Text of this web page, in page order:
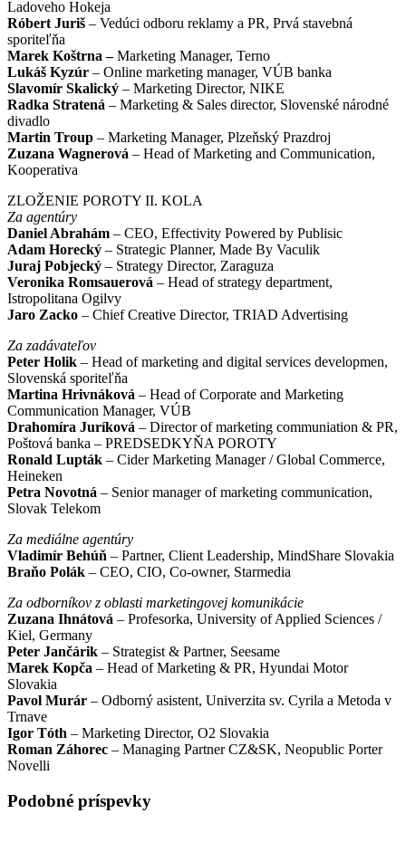
Ladoveho Hokeja
Róbert Juriš – Vedúci odboru reklamy a PR, Prvá stavebná
sporiteľňa
Marek Koštrna –Marketing Manager, Terno
Lukáš Kyzúr – Online marketing manager, VÚB banka
Slavomír Skalický – Marketing Director, NIKE
Radka Stratená – Marketing & Sales director, Slovenské národné
divadlo
Martin Troup – Marketing Manager, Plzeňský Prazdroj
Zuzana Wagnerová – Head of Marketing and Communication,
Kooperativa
ZLOŽENIE POROTY II. KOLA
Za agentúry
Daniel Abrahám – CEO, Effectivity Powered by Publisic
Adam Horecký – Strategic Planner, Made By Vaculik
Juraj Pobjecký – Strategy Director, Zaraguza
Veronika Romsauerová – Head of strategy department,
Istropolitana Ogilvy
Jaro Zacko – Chief Creative Director, TRIAD Advertising
Za zadávateľov
Peter Holik – Head of marketing and digital services developmen,
Slovenská sporiteľňa
Martina Hrivnáková – Head of Corporate and Marketing
Communication Manager, VÚB
Drahomíra Juríková – Director of marketing communiation & PR,
Poštová banka – PREDSEDKYŇA POROTY
Ronald Lupták – Cider Marketing Manager / Global Commerce,
Heineken
Petra Novotná – Senior manager of marketing communication,
Slovak Telekom
Za mediálne agentúry
Vladimír Behúň – Partner, Client Leadership, MindShare Slovakia
Braňo Polák – CEO, CIO, Co-owner, Starmedia
Za odborníkov z oblasti marketingovej komunikácie
Zuzana Ihnátová – Profesorka, University of Applied Sciences /
Kiel, Germany
Peter Jančárik – Strategist & Partner, Seesame
Marek Kopča – Head of Marketing & PR, Hyundai Motor
Slovakia
Pavol Murár – Odborný asistent, Univerzita sv. Cyrila a Metoda v
Trnave
Igor Tóth – Marketing Director, O2 Slovakia
Roman Záhorec – Managing Partner CZ&SK, Neopublic Porter
Novelli
Podobné príspevky